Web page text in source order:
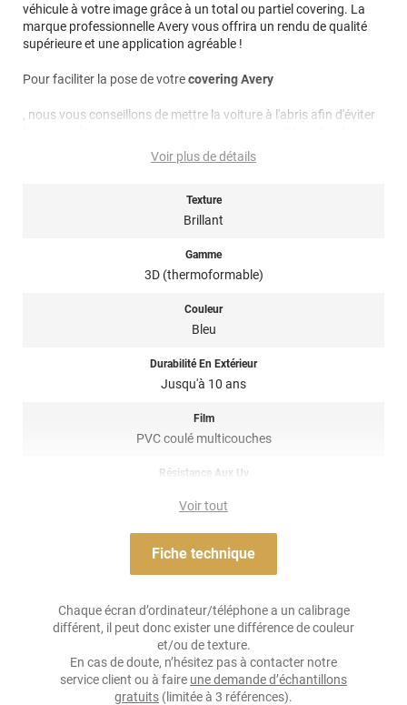
véhicule à votre image grâce à un total ou partiel covering. La
marque professionnelle Avery vous offrira un rendu de qualité
supérieure et une application agréable !
Pour faciliter la pose de votrecovering Avery
, nous vous conseillons de mettre la voiture à l'abris afin d'éviter
Idéalement il faudrait poser le covering à une température
supérieure à 15 degrés.
Nettoyage : les produits utilisés pour le nettoyage et l'entretien
du covering, doivent être sans composants abrasifs, au pH
(niveau de pH entre 5 et 9), sans alcool, ni acides, ni
ammoniaque, ni chlore, ni éther de glycol, ni détergents
Note importante : faire son choix entre un covering 2D ou 3D ?
film de coveringdispose d’une finition 3D, c’est-à-
dire qu’il est thermoformable. Il est donc sensible à la chaleur
(décapeur thermique ou sèche-cheveux), il est conseillé dans la
pose de covering sur tout type de surface, planes à très
partiel coveringcomme des rétroviseurs par
Voir plus de détails
Texture
Brillant
Gamme
3D (thermoformable)
Couleur
Bleu
Durabilité En Extérieur
Jusqu'à 10 ans
Film
PVC coulé multicouches
Résistance Aux Uv
Acrylique solvant, sensible à la pression, repositionnable
Épaisseur
100 µ
Température D'application
Voir tout
Fiche technique
Chaque écran d’ordinateur/téléphone a un calibrage
différent, il peut donc exister une différence de couleur
et/ou de texture.
En cas de doute, n’hésitez pas à contacter notre
service client ou à faire une demande d’échantillons
gratuits (limitée à 3 références).